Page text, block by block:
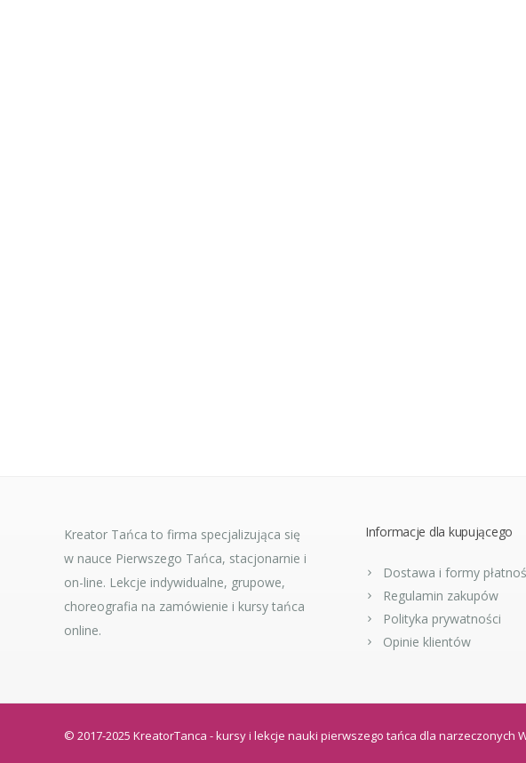
Kreator Tańca to firma specjalizująca się
w nauce Pierwszego Tańca, stacjonarnie i
on-line. Lekcje indywidualne, grupowe,
choreografia na zamówienie i kursy tańca
online.
Informacje dla kupującego
Dostawa i formy
Regulamin zakupów
Polityka prywatności
Opinie klientów
© 2017-2025 KreatorTanca - kursy i lekcje nauki pierwszego tańca dla